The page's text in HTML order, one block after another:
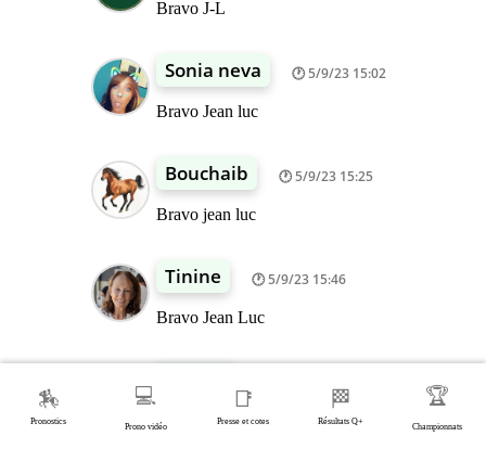
Bravo J-L
Sonia neva 5/9/23 15:02
Bravo Jean luc
Bouchaib 5/9/23 15:25
Bravo jean luc
Tinine 5/9/23 15:46
Bravo Jean Luc
Bravo jean luc
🏇
Pronostics
💻
Prono vidéo
📑
Presse et cotes
🏁
Résultats Q+
🏆
Championnats